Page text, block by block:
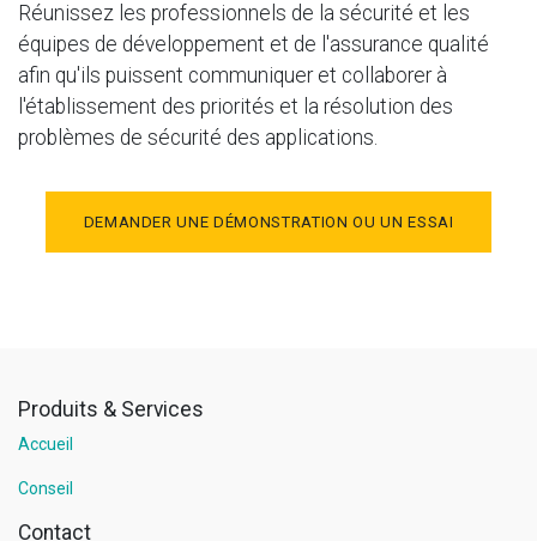
Réunissez les professionnels de la sécurité et les
équipes de développement et de l'assurance qualité
afin qu'ils puissent communiquer et collaborer à
l'établissement des priorités et la résolution des
problèmes de sécurité des applications.
DEMANDER UNE DÉMONSTRATION OU UN ESSAI
Produits & Services
Accueil
Conseil
Contact